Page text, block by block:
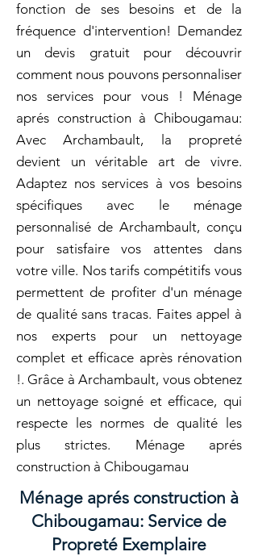
fonction de ses besoins et de la
fréquence d'intervention! Demandez
un devis gratuit pour découvrir
comment nous pouvons personnaliser
nos services pour vous ! Ménage
aprés construction à Chibougamau:
Avec Archambault, la propreté
devient un véritable art de vivre.
Adaptez nos services à vos besoins
spécifiques avec le ménage
personnalisé de Archambault, conçu
pour satisfaire vos attentes dans
votre ville. Nos tarifs compétitifs vous
permettent de profiter d'un ménage
de qualité sans tracas. Faites appel à
nos experts pour un nettoyage
complet et efficace après rénovation
!. Grâce à Archambault, vous obtenez
un nettoyage soigné et efficace, qui
respecte les normes de qualité les
plus strictes. Ménage aprés
construction à Chibougamau
Ménage aprés construction à
Chibougamau: Service de
Propreté Exemplaire